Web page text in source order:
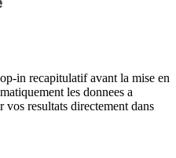
in recapitulatif avant la mise en
les donnees a
resultats directement dans